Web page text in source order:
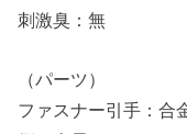
刺激臭：無
（パーツ）
ファスナー引手：